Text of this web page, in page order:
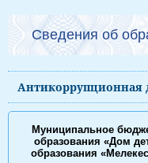
Сведения об
Антикоррупционная
Муниципальное
образования «Дом
образования